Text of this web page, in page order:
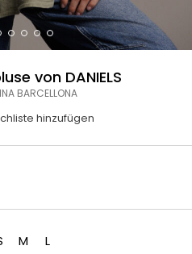
von DANIELS
BARCELLONA
hinzufügen
M L